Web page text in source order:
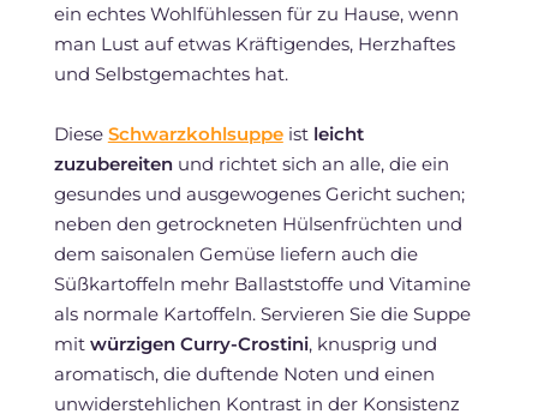
ein echtes Wohlfühlessen für zu Hause, wenn
man Lust auf etwas Kräftigendes, Herzhaftes
und Selbstgemachtes hat.
Diese Schwarzkohlsuppeist leicht
zuzubereitenund richtet sich an alle, die ein
gesundes und ausgewogenes Gericht suchen;
neben den getrockneten Hülsenfrüchten und
dem saisonalen Gemüse liefern auch die
Süßkartoffeln mehr Ballaststoffe und Vitamine
als normale Kartoffeln. Servieren Sie die Suppe
mit würzigen Curry-Crostini, knusprig und
aromatisch, die duftende Noten und einen
unwiderstehlichen Kontrast in der Konsistenz